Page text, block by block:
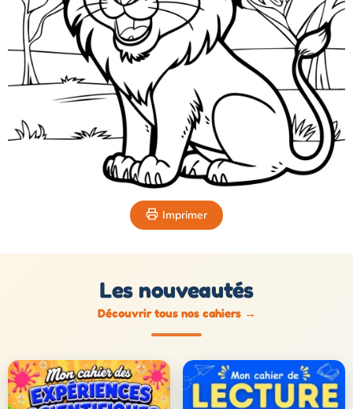
Imprimer
Les nouveautés
Découvrir tous nos cahiers →